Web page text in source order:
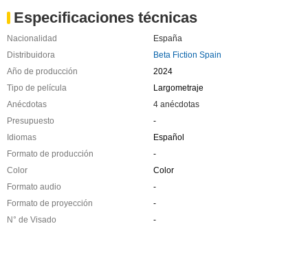
Especificaciones técnicas
Nacionalidad
España
Distribuidora
Beta Fiction Spain
Año de producción
2024
Tipo de película
Largometraje
Anécdotas
4 anécdotas
Presupuesto
-
Idiomas
Español
Formato de producción
-
Color
Color
Formato audio
-
Formato de proyección
-
N° de Visado
-